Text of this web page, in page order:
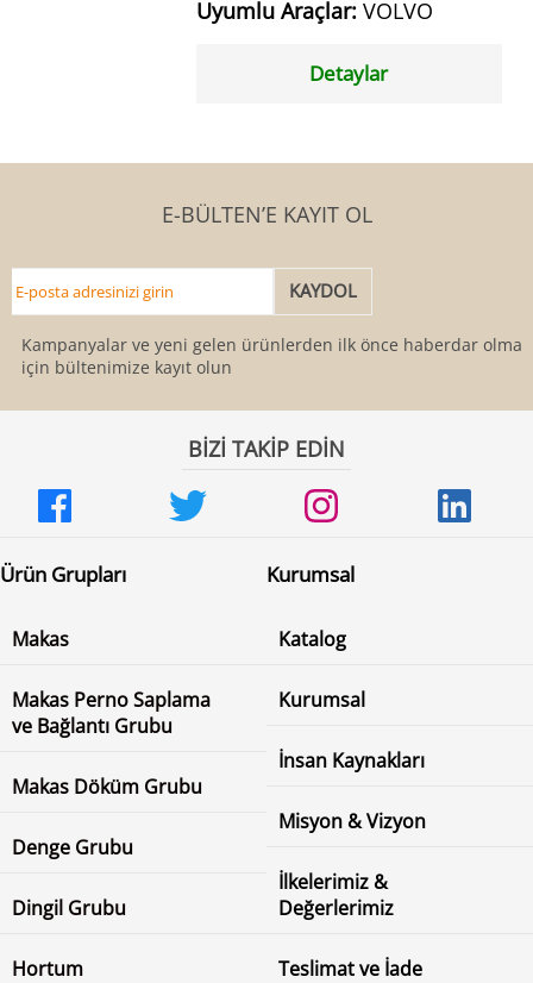
Uyumlu Araçlar: VOLVO
Detaylar
E-BÜLTEN’E KAYIT OL
Kampanyalar ve yeni gelen ürünlerden ilk önce haberdar olmak
için bültenimize kayıt olun
BİZİ TAKİP EDİN
Ürün Grupları
Makas
Makas Perno Saplama
ve Bağlantı Grubu
Makas Döküm Grubu
Denge Grubu
Dingil Grubu
Hortum
Kurumsal
Katalog
Kurumsal
İnsan Kaynakları
Misyon & Vizyon
İlkelerimiz &
Değerlerimiz
Teslimat ve İade